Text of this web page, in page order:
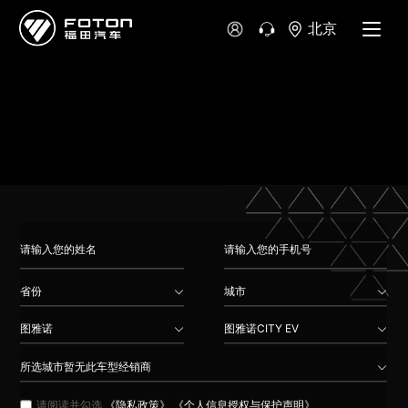
北京
大洋洲
省份 城市
图雅诺 图雅诺CITY EV
所选城市暂无此车型经销商
请阅读并勾选 《隐私政策》 《个人信息授权与保护声明》